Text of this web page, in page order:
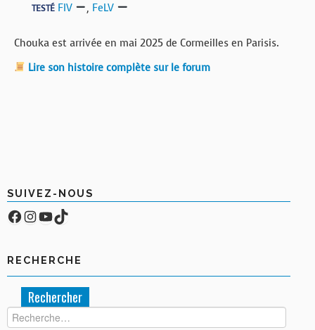
TESTÉ FIV , FeLV
Chouka est arrivée en mai 2025 de Cormeilles en Parisis.
Lire son histoire complète sur le forum
SUIVEZ-NOUS
Facebook
Compte Instagram
YouTube
TikTok
RECHERCHE
Rechercher :